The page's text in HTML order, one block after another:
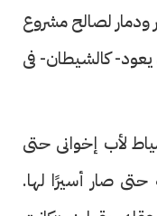
ودمار لصالح مشروع
كالشيطان- فى
لأب إخوانى حتى
صار أسيرًا لها.